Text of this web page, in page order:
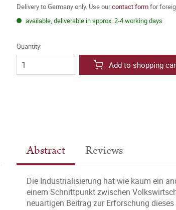
Delivery to Germany only. Use ourcontact formfor
available, deliverable in approx. 2-4 working days
Quantity:
Add to shopping
Abstract Reviews
Die Industrialisierung hat wie kaum ein
einem Schnittpunkt zwischen
neuartigen Beitrag zur Erforschung